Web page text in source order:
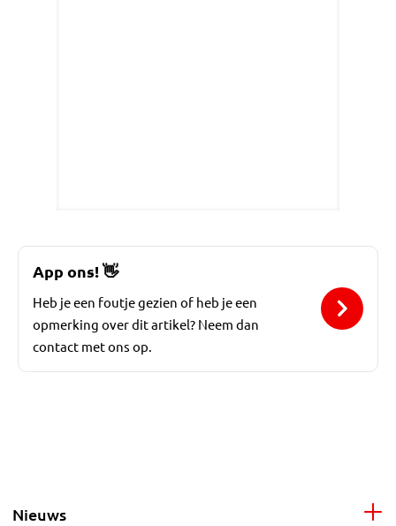
App ons! 👋
Heb je een foutje gezien of heb je een
opmerking over dit artikel? Neem dan
contact met ons op.
Nieuws